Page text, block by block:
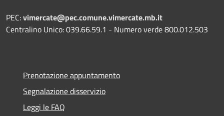
PEC:vimercate@pec.comune.vimercate.mb.it
Centralino Unico: 039.66.59.1 - Numero verde 800.012.503
Prenotazione appuntamento
Segnalazione disservizio
Leggi le FAQ